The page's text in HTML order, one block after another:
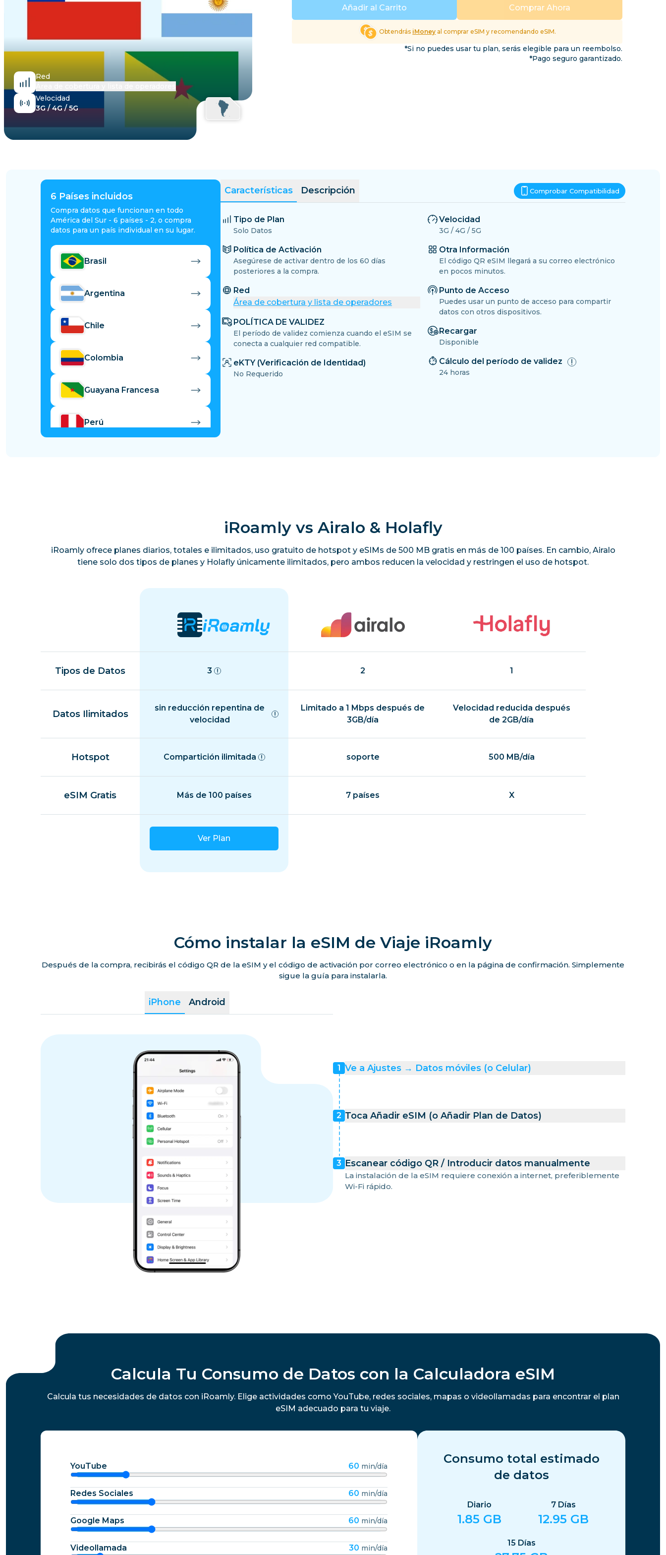
Explorar Todos los Destinos
Red
Velocidad
3G / 4G / 5G
Añadir al Carrito Comprar Ahora
Obtendrás iMoney al comprar eSIM y recomendando eSIM.
*Si no puedes usar tu plan, serás elegible para un reembolso.
*Pago seguro garantizado.
6 Países incluidos
Compra datos que funcionan en todo
América del Sur - 6 países - 2, o compra
datos para un país individual en su lugar.
Brasil
Argentina
Chile
Colombia
Guayana Francesa
Perú
Características Descripción Comprobar Compatibilidad
Tipo de Plan
Solo Datos
Política de Activación
Asegúrese de activar dentro de los 60 días
posteriores a la compra.
Red
Área de cobertura y lista de operadores
POLÍTICA DE VALIDEZ
El período de validez comienza cuando el eSIM se
conecta a cualquier red compatible.
eKTY (Verificación de Identidad)
No Requerido
Velocidad
3G / 4G / 5G
Otra Información
El código QR eSIM llegará a su correo electrónico
en pocos minutos.
Punto de Acceso
Puedes usar un punto de acceso para compartir
datos con otros dispositivos.
Recargar
Disponible
Cálculo del período de validez
24 horas
iRoamly vs Airalo & Holafly
iRoamly ofrece planes diarios, totales e ilimitados, uso gratuito de hotspot y eSIMs de 500 MB gratis en más de 100 países. En cambio, Airalo
tiene solo dos tipos de planes y Holafly únicamente ilimitados, pero ambos reducen la velocidad y restringen el uso de hotspot.
Tipos de Datos 3 2 1
Datos Ilimitados
sin reducción repentina de
velocidad
Limitado a 1 Mbps después de
3GB/día
Velocidad reducida después
de 2GB/día
Hotspot Compartición ilimitada soporte 500 MB/día
eSIM Gratis Más de 100 países 7 países X
Ver Plan
Cómo instalar la eSIM de Viaje iRoamly
Después de la compra, recibirás el código QR de la eSIM y el código de activación por correo electrónico o en la página de confirmación. Simplemente
sigue la guía para instalarla.
iPhone Android
1 Ve a Ajustes → Datos móviles (o Celular)
2 Toca Añadir eSIM (o Añadir Plan de Datos)
3 Escanear código QR / Introducir datos manualmente
La instalación de la eSIM requiere conexión a internet, preferiblemente
Wi-Fi rápido.
Calcula Tu Consumo de Datos con la Calculadora eSIM
Calcula tus necesidades de datos con iRoamly. Elige actividades como YouTube, redes sociales, mapas o videollamadas para encontrar el plan
eSIM adecuado para tu viaje.
YouTube 60 min/día
Redes Sociales 60 min/día
Google Maps 60 min/día
Videollamada 30 min/día
Consumo total estimado
de datos
Diario
1.85 GB
7 Días
12.95 GB
15 Días